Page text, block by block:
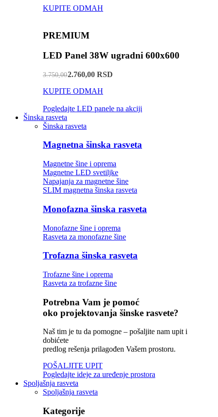
KUPITE ODMAH
PREMIUM
LED Panel 38W ugradni 600x600
3.750,002.760,00 RSD
KUPITE ODMAH
Pogledajte LED panele na akciji
Šinska rasveta
Šinska rasveta
Magnetna šinska rasveta
Magnetne šine i oprema
Magnetne LED svetiljke
Napajanja za magnetne šine
SLIM magnetna šinska rasveta
Monofazna šinska rasveta
Monofazne šine i oprema
Rasveta za monofazne šine
Trofazna šinska rasveta
Trofazne šine i oprema
Rasveta za trofazne šine
Potrebna Vam je pomoć
oko projektovanja šinske rasvete?
Naš tim je tu da pomogne – pošaljite nam upit i
dobićete
predlog rešenja prilagođen Vašem prostoru.
POŠALJITE UPIT
Pogledajte ideje za uređenje prostora
Spoljašnja rasveta
Spoljašnja rasveta
Kategorije